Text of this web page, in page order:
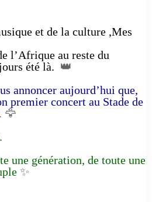
et de la culture ,Mes
l’Afrique au reste du
été là. 👑
annoncer aujourd’hui que,
premier concert au Stade de
. 🦅
une génération, de toute une
✨